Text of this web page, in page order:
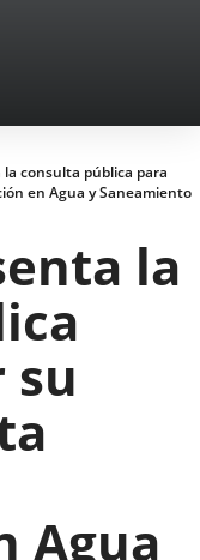
consulta pública para
en Agua y Saneamiento
la
su
Agua